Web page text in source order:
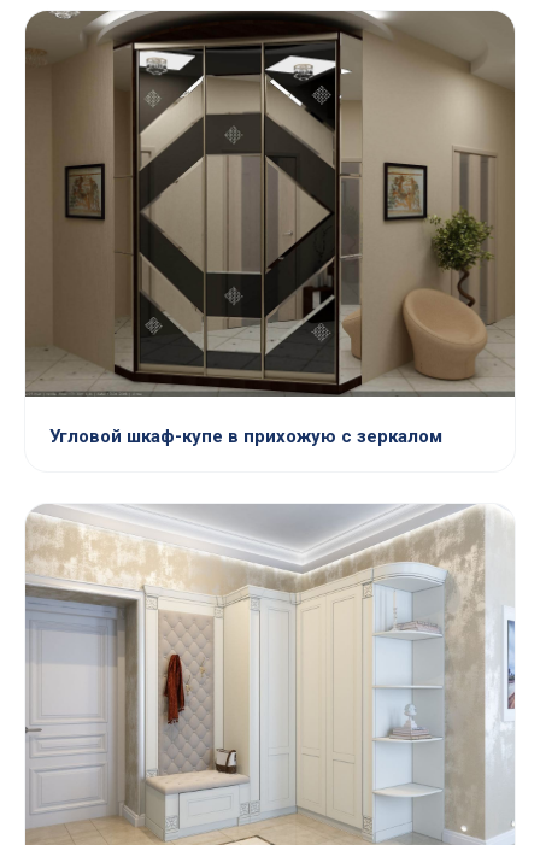
Угловой шкаф-купе в прихожую с зеркалом